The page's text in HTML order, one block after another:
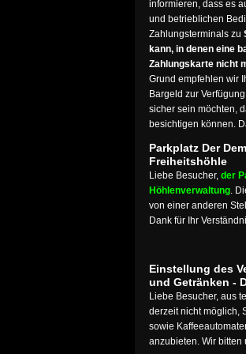
informieren, dass es
und betrieblichen
Zahlungsterminals zu
kann, in denen eine
Zahlungskarte nicht
Grund empfehlen wir
Bargeld zur
sicher sein möchten,
besichtigen können.
Parkplatz Der
Freiheitshöhle
Liebe Besucher, der
Höhlenverwaltung.
von einer anderen
Dank für Ihr
Einstellung des
und Getränken -
Liebe Besucher, aus
derzeit nicht möglich,
sowie
anzubieten. Wir bitten